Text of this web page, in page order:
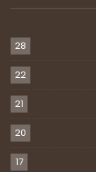
28
22
21
20
17